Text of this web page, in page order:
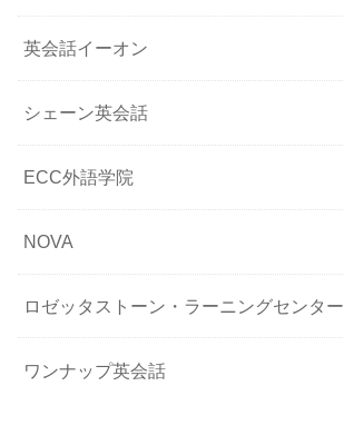
英会話イーオン
シェーン英会話
ECC外語学院
NOVA
ロゼッタストーン・ラーニングセンター
ワンナップ英会話